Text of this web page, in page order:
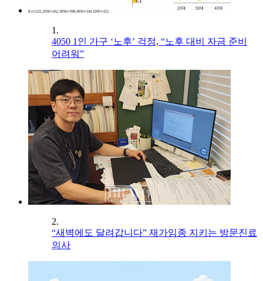
1.
4050 1인 가구 ‘노후’ 걱정, “노후 대비 자금 준비
어려워”
2.
“새벽에도 달려갑니다” 재가임종 지키는 방문진료
의사